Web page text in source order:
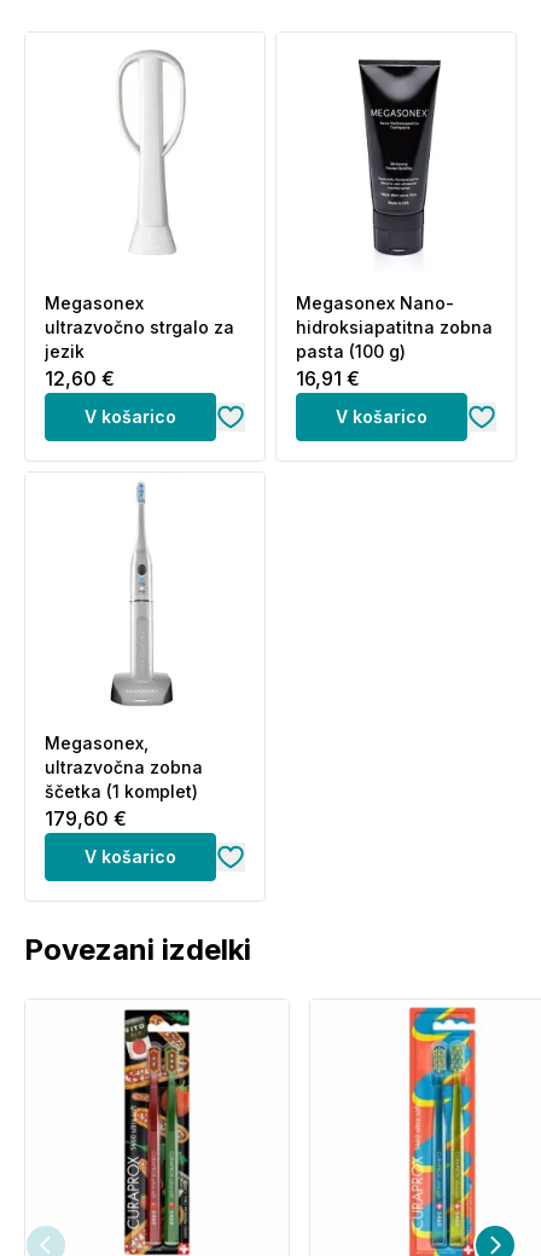
Megasonex
ultrazvočno strgalo za
jezik
12,60 €
V košarico
Megasonex Nano-
hidroksiapatitna zobna
pasta (100 g)
16,91 €
V košarico
Megasonex,
ultrazvočna zobna
ščetka (1 komplet)
179,60 €
V košarico
Povezani izdelki